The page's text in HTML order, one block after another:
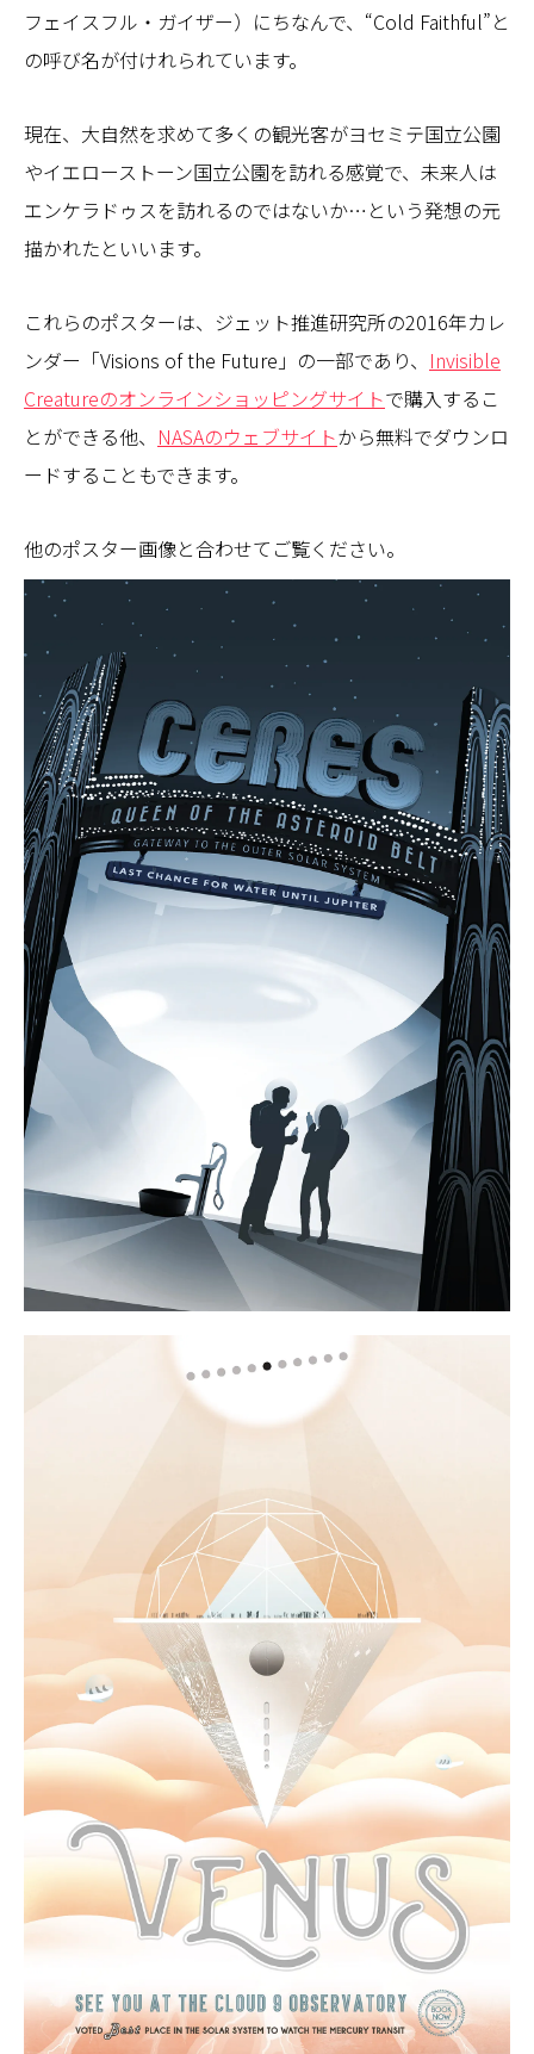
フェイスフル・ガイザー）にちなんで、“Cold Faithful”と
の呼び名が付けれられています。
現在、大自然を求めて多くの観光客がヨセミテ国立公園
やイエローストーン国立公園を訪れる感覚で、未来人は
エンケラドゥスを訪れるのではないか…という発想の元
描かれたといいます。
これらのポスターは、ジェット推進研究所の2016年カレ
ンダー「Visions of the Future」の一部であり、 Invisible
Creatureのオンラインショッピングサイトで購入するこ
とができる他、 NASAのウェブサイトから無料でダウンロ
ードすることもできます。
他のポスター画像と合わせてご覧ください。